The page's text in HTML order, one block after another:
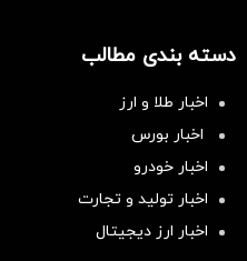
دسته بندی مطالب
اخبار طلا و ارز
اخبار بورس
اخبار خودرو
اخبار تولید و تجارت
اخبار ارز دیجیتال